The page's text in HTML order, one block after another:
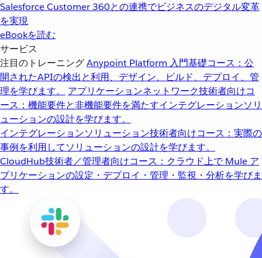
Salesforce Customer 360との連携でビジネスのデジタル変革
を実現
eBookを読む
サービス
注目のトレーニングAnypoint Platform 入門基礎コース：公
開されたAPIの検出と利用、デザイン、ビルド、デプロイ、管
理を学びます。
アプリケーションネットワーク技術者向けコ
ース：機能要件と非機能要件を満たすインテグレーションソリ
ューションの設計を学びます。
インテグレーションソリューション技術者向けコース：実際の
事例を利用してソリューションの設計を学びます。
CloudHub技術者／管理者向けコース：クラウド上で Mule ア
プリケーションの設定・デプロイ・管理・監視・分析を学びま
す。